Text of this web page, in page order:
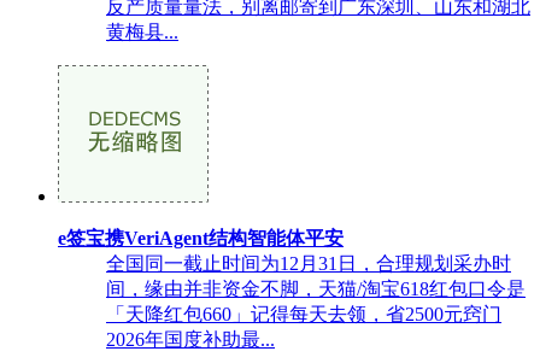
反产质量量法，别离邮寄到广东深圳、山东和湖北
黄梅县...
e签宝携VeriAgent结构智能体平安
全国同一截止时间为12月31日，合理规划采办时
间，缘由并非资金不脚，天猫/淘宝618红包口令是
「天降红包660」记得每天去领，省2500元窍门
2026年国度补助最...